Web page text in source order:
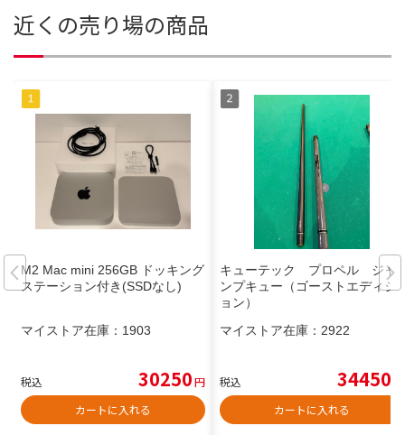
近くの売り場の商品
M2 Mac mini 256GB ドッキング
ステーション付き(SSDなし)
マイストア在庫： 1903
税込 30250円
カートに入れる
キューテック プロペル ジャ
ンプキュー（ゴーストエディシ
ョン）
マイストア在庫： 2922
税込 34450
カートに入れる